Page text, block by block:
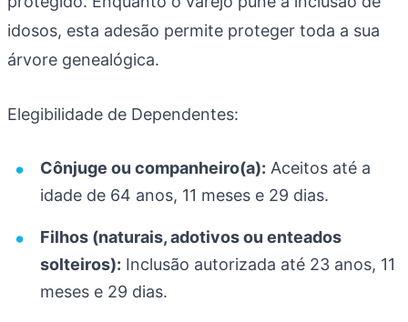
idosos, esta adesão permite proteger toda a sua
árvore genealógica.
Elegibilidade de Dependentes:
Cônjuge ou companheiro(a): Aceitos até a
idade de 64 anos, 11 meses e 29 dias.
Filhos (naturais, adotivos ou enteados
solteiros): Inclusão autorizada até 23 anos, 11
meses e 29 dias.